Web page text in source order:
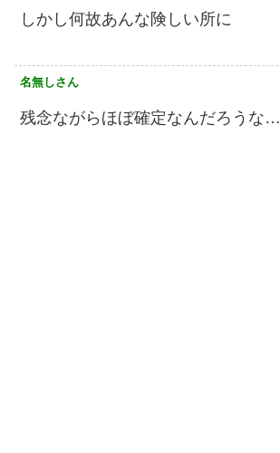
しかし何故あんな険しい所に
名無しさん
残念ながらほぼ確定なんだろうな…